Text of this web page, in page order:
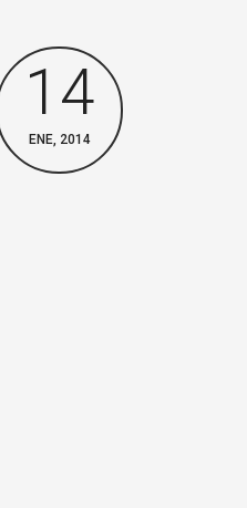
14
ENE, 2014